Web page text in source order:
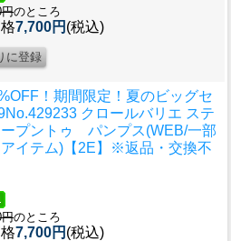
のところ
7,700円 (税込)
！期間限定！夏のビッグセ
No.429233 クロールバリエ ステ
プントゥ パンプス(WEB/一部
イテム)【2E】※返品・交換不
のところ
7,700円 (税込)